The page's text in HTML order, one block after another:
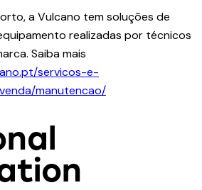
a Vulcano tem soluções de
realizadas por técnicos
Saiba mais
servicos-e-
manutencao/